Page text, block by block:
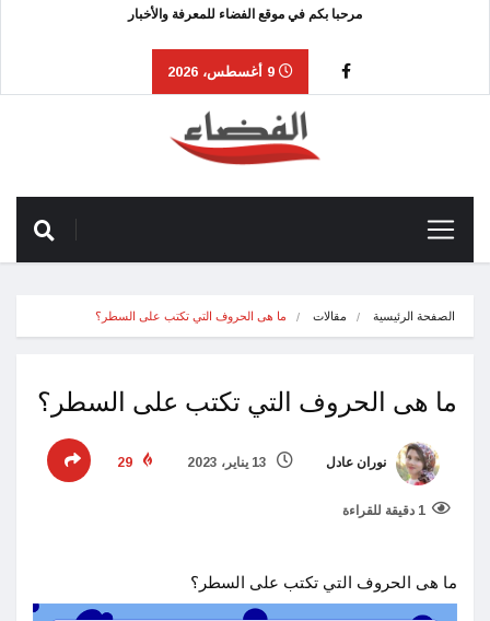
مرحبا بكم في موقع الفضاء للمعرفة والأخبار
الصفحة الرئيسية مقالات ما هى الحروف التي تكتب على السطر؟
ما هى الحروف التي تكتب على السطر؟
نوران عادل
1 دقيقة للقراءة
ما هى الحروف التي تكتب على السطر؟